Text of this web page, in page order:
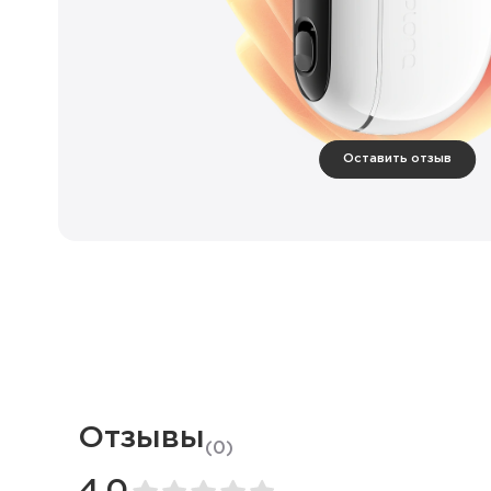
Оставить отзыв
Отзывы (0)